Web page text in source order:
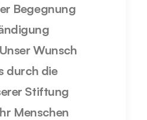
Begegnung
Wunsch
durch die
Stiftung
Menschen